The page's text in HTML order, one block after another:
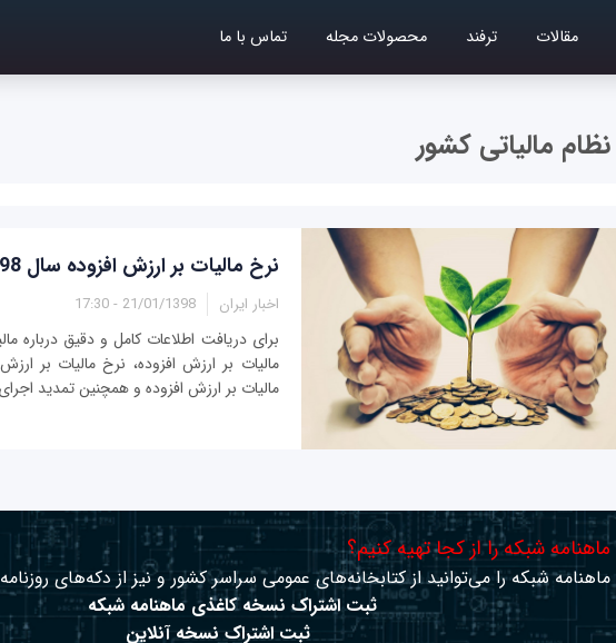
مقالات ترفند محصولات مجله تماس با ما
نظام مالیاتی کشور
نرخ مالیات بر ارزش افزوده سال 98 + نحوه محاسبه
اخبار ایران 21/01/1398 - 17:30
برای دریافت اطلاعات کامل و دقیق درباره
مالیات بر ارزش افزوده و همچنین تمدید
ماهنامه شبکه را از کجا تهیه کنیم؟
ماهنامه شبکه را می‌توانید از کتابخانه‌های عمومی سراسر کشور و نیز از دکه‌های
ثبت اشتراک نسخه کاغذی ماهنامه شبکه
ثبت اشتراک نسخه آنلاین